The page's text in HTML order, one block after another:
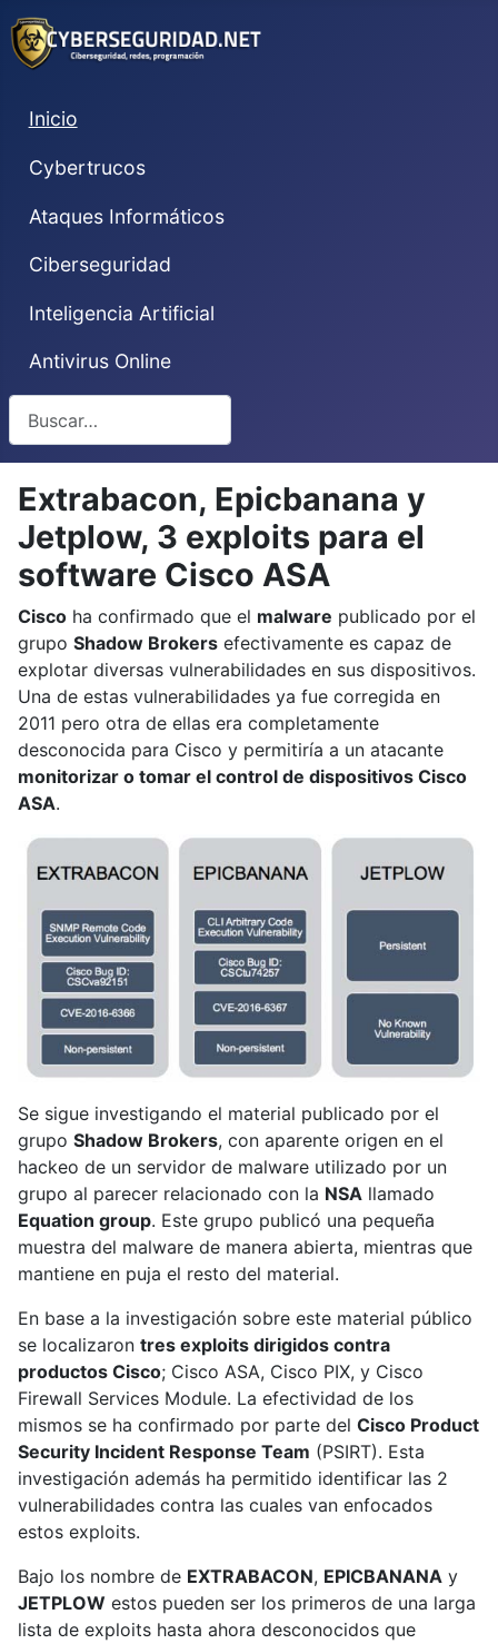
Inicio
Cybertrucos
Ataques Informáticos
Ciberseguridad
Inteligencia Artificial
Antivirus Online
Extrabacon, Epicbanana y
Jetplow, 3 exploits para el
software Cisco ASA
Cisco ha confirmado que el malware publicado por el
grupo Shadow Brokers efectivamente es capaz de
explotar diversas vulnerabilidades en sus dispositivos.
Una de estas vulnerabilidades ya fue corregida en
2011 pero otra de ellas era completamente
desconocida para Cisco y permitiría a un atacante
monitorizar o tomar el control de dispositivos Cisco
ASA.
Se sigue investigando el material publicado por el
grupo Shadow Brokers, con aparente origen en el
hackeo de un servidor de malware utilizado por un
grupo al parecer relacionado con la NSA llamado
Equation group. Este grupo publicó una pequeña
muestra del malware de manera abierta, mientras que
mantiene en puja el resto del material.
En base a la investigación sobre este material público
se localizaron tres exploits dirigidos contra
productos Cisco; Cisco ASA, Cisco PIX, y Cisco
Firewall Services Module. La efectividad de los
mismos se ha confirmado por parte del Cisco Product
Security Incident Response Team (PSIRT). Esta
investigación además ha permitido identificar las 2
vulnerabilidades contra las cuales van enfocados
estos exploits.
Bajo los nombre de EXTRABACON, EPICBANANA y
JETPLOW estos pueden ser los primeros de una larga
lista de exploits hasta ahora desconocidos que